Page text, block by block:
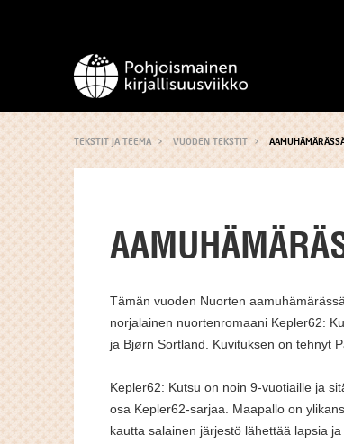
TEKSTIT JA TEEMA VUODEN TEKSTIT
Tämän vuoden Nuorten
norjalainen nuortenromaani Kepler62:
ja Bjørn Sortland. Kuvituksen on tehnyt
Kepler62: Kutsu on noin 9-vuotiaille ja
osa Kepler62-sarjaa. Maapallo on
kautta salainen järjestö lähettää lapsia